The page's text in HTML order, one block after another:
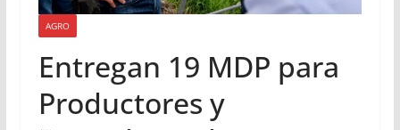
AGRO
Entregan 19 MDP para
Productores y